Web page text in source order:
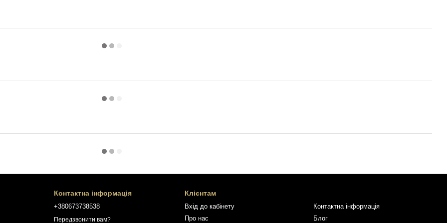
Контактна інформація
+380673738538
Передзвонити вам?
Клієнтам
Вхід до кабінету
Про нас
Контактна інформація
Блог